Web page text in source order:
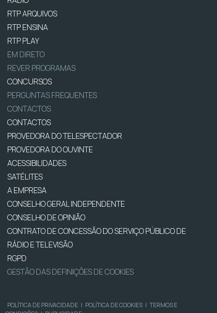
RTP ARQUIVOS
RTP ENSINA
RTP PLAY
EM DIRETO
REVER PROGRAMAS
CONCURSOS
PERGUNTAS FREQUENTES
CONTACTOS
CONTACTOS
PROVEDORA DO TELESPECTADOR
PROVEDORA DO OUVINTE
ACESSIBILIDADES
SATÉLITES
A EMPRESA
CONSELHO GERAL INDEPENDENTE
CONSELHO DE OPINIÃO
CONTRATO DE CONCESSÃO DO SERVIÇO PÚBLICO DE
RÁDIO E TELEVISÃO
RGPD
GESTÃO DAS DEFINIÇÕES DE COOKIES
POLÍTICA DE PRIVACIDADE | POLÍTICA DE COOKIES | TERMOS E